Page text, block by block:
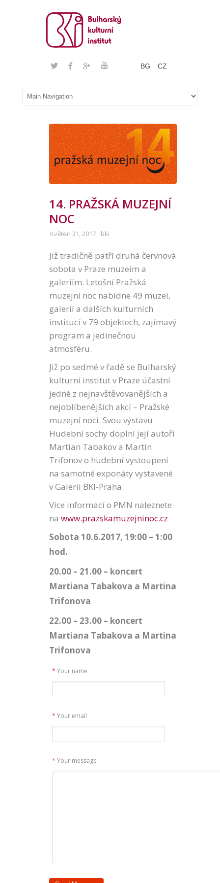
BG CZ
14. PRAŽSKÁ MUZEJNÍ
NOC
Květen 31, 2017 bki
Již tradičně patří druhá červnová
sobota v Praze muzeím a
galeriím. Letošní Pražská
muzejní noc nabídne 49 muzeí,
galerií a dalších kulturních
institucí v 79 objektech, zajímavý
program a jedinečnou
atmosféru.
Již po sedmé v řadě se Bulharský
kulturní institut v Praze účastní
jedné z nejnavštěvovanějších a
nejoblíbenějších akcí – Pražské
muzejní noci. Svou výstavu
Hudební sochy doplní její autoři
Martian Tabakov a Martin
Trifonov o hudební vystoupení
na samotné exponáty vystavené
v Galerii BKI-Praha.
Více informací o PMN naleznete
na www.prazskamuzejninoc.cz
Sobota 10.6.2017, 19:00 – 1:00
hod.
20.00 – 21.00 – koncert
Martiana Tabakova a Martina
Trifonova
22.00 – 23.00 – koncert
Martiana Tabakova a Martina
Trifonova
* Your name
* Your email
* Your message